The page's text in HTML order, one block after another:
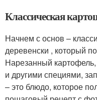
Классическая
Начнем с основ –
деревенски , который
Нарезанный
и другими специями,
– это блюдо, которое